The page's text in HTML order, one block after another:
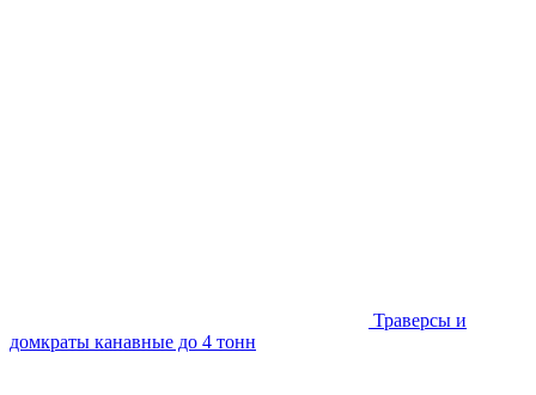
Траверсы и
домкраты канавные до 4 тонн